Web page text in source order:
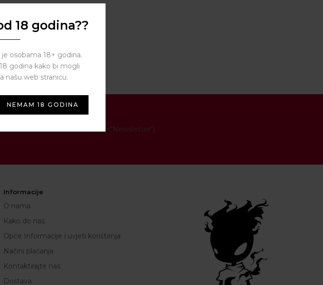
[contact-form-7 id="1287" title="Newsletter"]
Informacije
O nama
Kako do nas
Opće Informacije i uvjeti korištenja
Načini plaćanja
Kontaktirajte nas
Dostava
18 godina??
osobama 18+ godina.
godina kako bi mogli
našu web stranicu.
NEMAM 18 GODINA